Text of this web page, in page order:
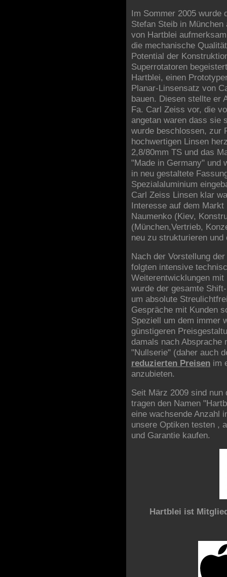
Im Sommer 2005 wurde
Stefan Steib in München
von Hartblei
die mechanische
Potential der
Superrotatoren
Hartblei, einen
Planar-Linsensatz von
bauen. Diesen stellte er
Fa. Carl Zeiss vor, die
angetan waren dass sie
wurde beschlossen, zur
hochwertigen Linsen
2,8/80mm TS und das
"Made in Germany" und
in neu gestaltete
Spezialaluminium
Carl Zeiss Linsen klar
Interesse auf dem
Naumenko (Kiev,
(München,Vertrieb,
neu zu strukturieren und
Nach der Vorstellung
folgten intensive
Weiterentwicklungen
wurde der gesamte
um absolute
Gespräche mit Kunden
Speziell um dem immer
günstigeren
damals nach Absprache
"Nullserie" (daher auch
reduzierten Preisen im
anzubieten.
Seit März 2009 sind
tragen den Namen
eine wachsende Anzahl
unsere Optiken testen ,
und Garantie kaufen.
Hartblei ist